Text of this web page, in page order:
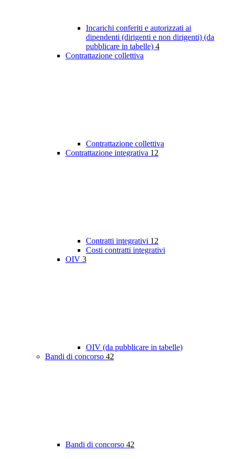
Incarichi conferiti e autorizzati ai
dipendenti (dirigenti e non dirigenti) (da
pubblicare in tabelle) 4
Contrattazione collettiva
Contrattazione collettiva
Contrattazione integrativa 12
Contratti integrativi 12
Costi contratti integrativi
OIV 3
OIV (da pubblicare in tabelle)
Bandi di concorso 42
Bandi di concorso 42